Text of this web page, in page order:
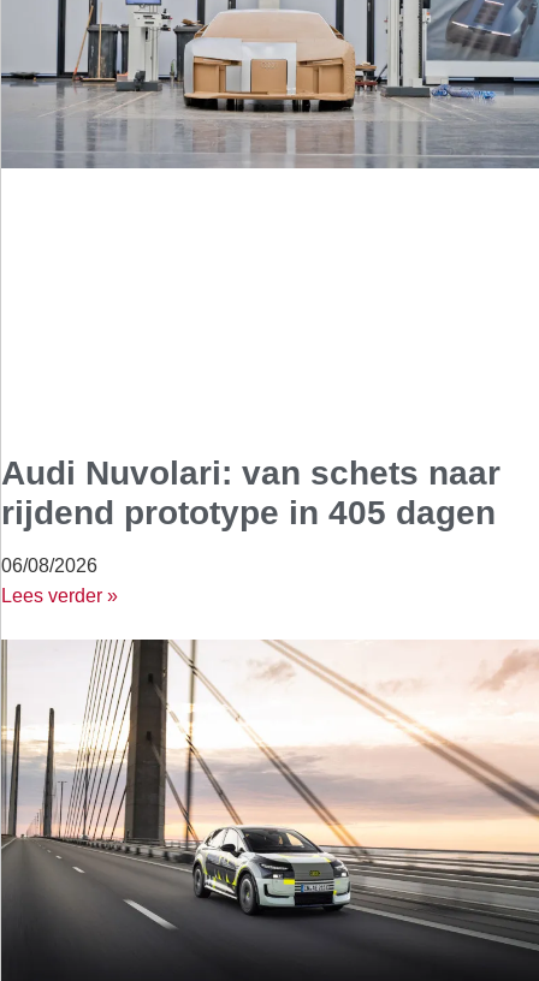
Audi Nuvolari: van schets naar
rijdend prototype in 405 dagen
06/08/2026
Lees verder »